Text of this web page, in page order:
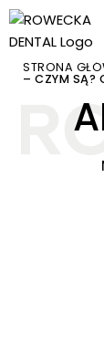
STRONA
– CZYM SĄ?